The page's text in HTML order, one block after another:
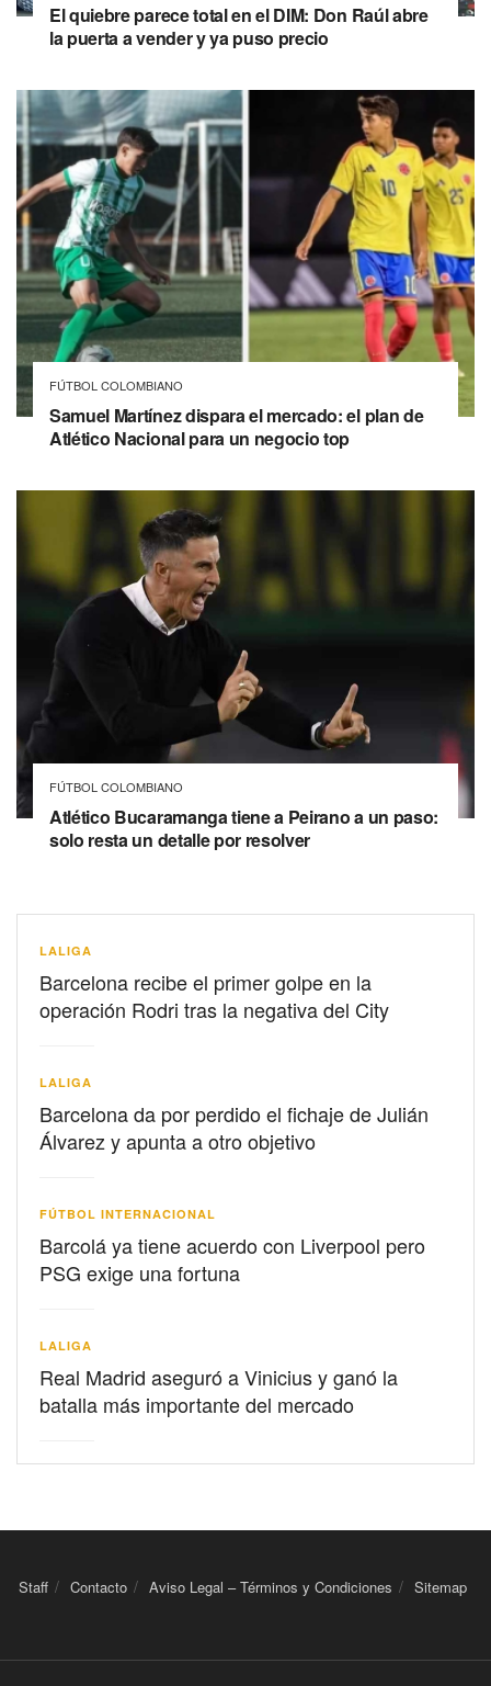
El quiebre parece total en el DIM: Don Raúl abre
la puerta a vender y ya puso precio
FÚTBOL COLOMBIANO
Samuel Martínez dispara el mercado: el plan de
Atlético Nacional para un negocio top
FÚTBOL COLOMBIANO
Atlético Bucaramanga tiene a Peirano a un paso:
solo resta un detalle por resolver
LALIGA
Barcelona recibe el primer golpe en la
operación Rodri tras la negativa del City
LALIGA
Barcelona da por perdido el fichaje de Julián
Álvarez y apunta a otro objetivo
FÚTBOL INTERNACIONAL
Barcolá ya tiene acuerdo con Liverpool pero
PSG exige una fortuna
LALIGA
Real Madrid aseguró a Vinicius y ganó la
batalla más importante del mercado
Staff Contacto Aviso Legal – Términos y Condiciones Sitemap